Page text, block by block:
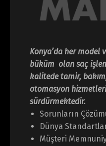
Konya’da her model
büküm olan saç
kalitede tamir,
otomasyon
sürdürmektedir.
Sorunların
Dünya
Müşteri